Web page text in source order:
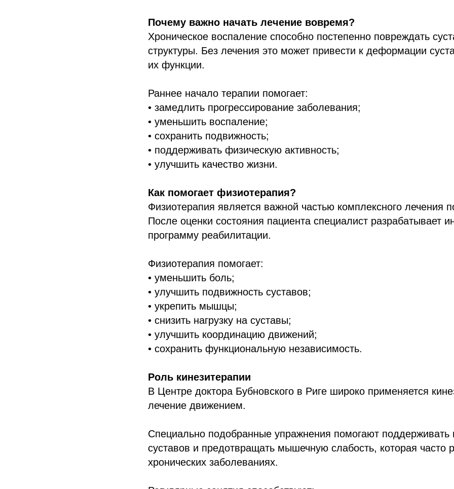
Почему важно начать лечение вовремя?
Хроническое воспаление способно постепенно повреждать
структуры. Без лечения это может привести к деформации
их функции.
Раннее начало терапии помогает:
• замедлить прогрессирование заболевания;
• уменьшить воспаление;
• сохранить подвижность;
• поддерживать физическую активность;
• улучшить качество жизни.
Как помогает физиотерапия?
Физиотерапия является важной частью комплексного лечения
После оценки состояния пациента специалист разрабатывает
программу реабилитации.
Физиотерапия помогает:
• уменьшить боль;
• улучшить подвижность суставов;
• укрепить мышцы;
• снизить нагрузку на суставы;
• улучшить координацию движений;
• сохранить функциональную независимость.
Роль кинезитерапии
В Центре доктора Бубновского в Риге широко применяется
лечение движением.
Специально подобранные упражнения помогают поддерживать
суставов и предотвращать мышечную слабость, которая часто
хронических заболеваниях.